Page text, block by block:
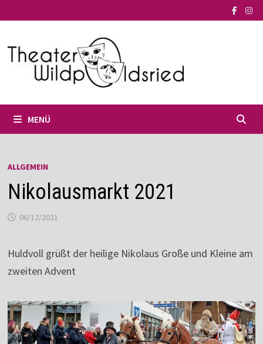
Inhalt
MENÜ
ALLGEMEIN
Nikolausmarkt 2021
06/12/2021
Huldvoll grüßt der heilige Nikolaus Große und Kleine am
zweiten Advent